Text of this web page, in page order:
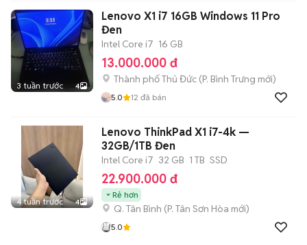
3 tuần trước 4
Lenovo X1 i7 16GB Windows 11 Pro
Đen
Intel Core i7 16 GB
13.000.000 đ
Thành phố Thủ Đức (P. Bình Trưng mới)
5.0 12 đã bán
4 tuần trước 4
Lenovo ThinkPad X1 i7-4k —
32GB/1TB Đen
Intel Core i7 32 GB 1 TB SSD
22.900.000 đ
Rẻ hơn
Q. Tân Bình (P. Tân Sơn Hòa mới)
5.0